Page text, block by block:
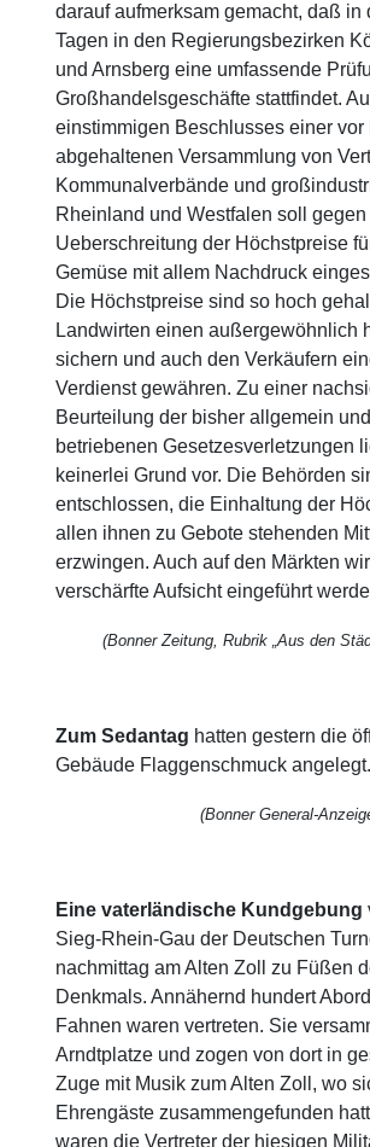
darauf aufmerksam gemacht, daß in
Tagen in den Regierungsbezirken
und Arnsberg eine umfassende
Großhandelsgeschäfte stattfindet.
einstimmigen Beschlusses einer vor
abgehaltenen Versammlung von
Kommunalverbände und
Rheinland und Westfalen soll
Ueberschreitung der Höchstpreise
Gemüse mit allem Nachdruck
Die Höchstpreise sind so hoch
Landwirten einen außergewöhnlich
sichern und auch den Verkäufern
Verdienst gewähren. Zu einer
Beurteilung der bisher allgemein
betriebenen Gesetzesverletzungen
keinerlei Grund vor. Die Behörden
entschlossen, die Einhaltung der
allen ihnen zu Gebote stehenden
erzwingen. Auch auf den Märkten
verschärfte Aufsicht eingeführt
(Bonner Zeitung, Rubrik „Aus den
Zum Sedantag hatten gestern die
Gebäude Flaggenschmuck angelegt.
(Bonner General-
Eine vaterländische Kundgebung
Sieg-Rhein-Gau der Deutschen
nachmittag am Alten Zoll zu Füßen
Denkmals. Annähernd hundert
Fahnen waren vertreten. Sie
Arndtplatze und zogen von dort in
Zuge mit Musik zum Alten Zoll, wo
Ehrengäste zusammengefunden
waren die Vertreter der hiesigen